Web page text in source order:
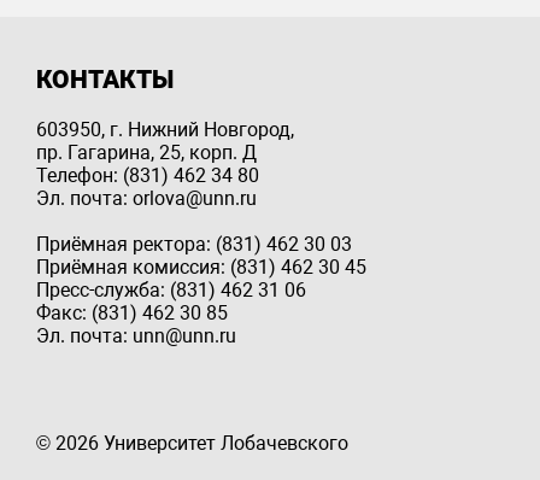
КОНТАКТЫ
603950, г. Нижний Новгород,
пр. Гагарина, 25, корп. Д
Телефон: (831) 462 34 80
Эл. почта: orlova@unn.ru
Приёмная ректора: (831) 462 30 03
Приёмная комиссия: (831) 462 30 45
Пресс-служба: (831) 462 31 06
Факс: (831) 462 30 85
Эл. почта: unn@unn.ru
© 2026 Университет Лобачевского